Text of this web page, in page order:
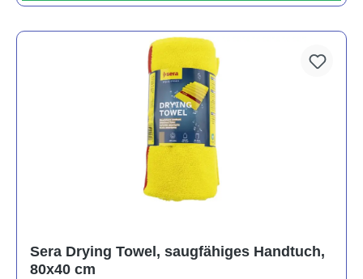
Sera Drying Towel, saugfähiges Handtuch,
80x40 cm